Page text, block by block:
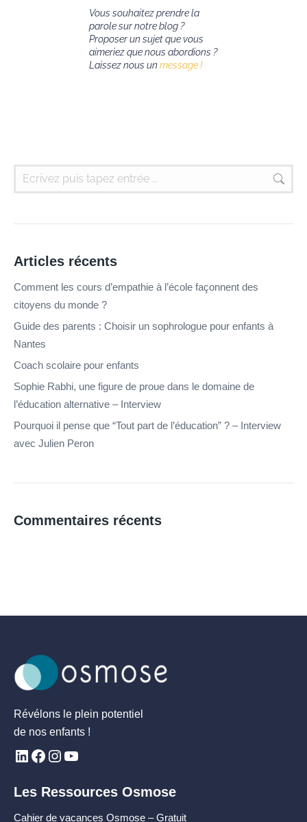
Vous souhaitez prendre la
parole sur notre blog ?
Proposer un sujet que vous
aimeriez que nous abordions ?
Laissez nous un message !
Articles récents
Comment les cours d’empathie à l’école façonnent des
citoyens du monde ?
Guide des parents : Choisir un sophrologue pour enfants à
Nantes
Coach scolaire pour enfants
Sophie Rabhi, une figure de proue dans le domaine de
l’éducation alternative – Interview
Pourquoi il pense que “Tout part de l’éducation” ? – Interview
avec Julien Peron
Commentaires récents
Révélons le plein potentiel
de nos enfants !
Les Ressources Osmose
Cahier de vacances Osmose – Gratuit